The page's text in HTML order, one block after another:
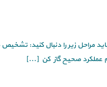
مراحل زیر را دنبال کنید:
صحیح گاز کن [...]